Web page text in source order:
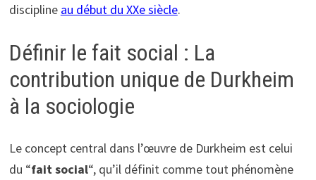
discipline au début du XXe siècle.
Définir le fait social : La
contribution unique de Durkheim
à la sociologie
Le concept central dans l’œuvre de Durkheim est celui
du “fait social“, qu’il définit comme tout phénomène